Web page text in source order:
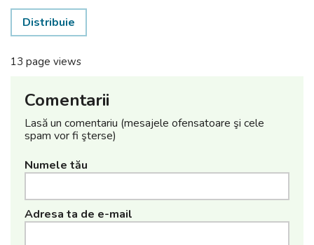
Distribuie
13 page views
Comentarii
Lasă un comentariu (mesajele ofensatoare şi cele
spam vor fi şterse)
Numele tău
Adresa ta de e-mail